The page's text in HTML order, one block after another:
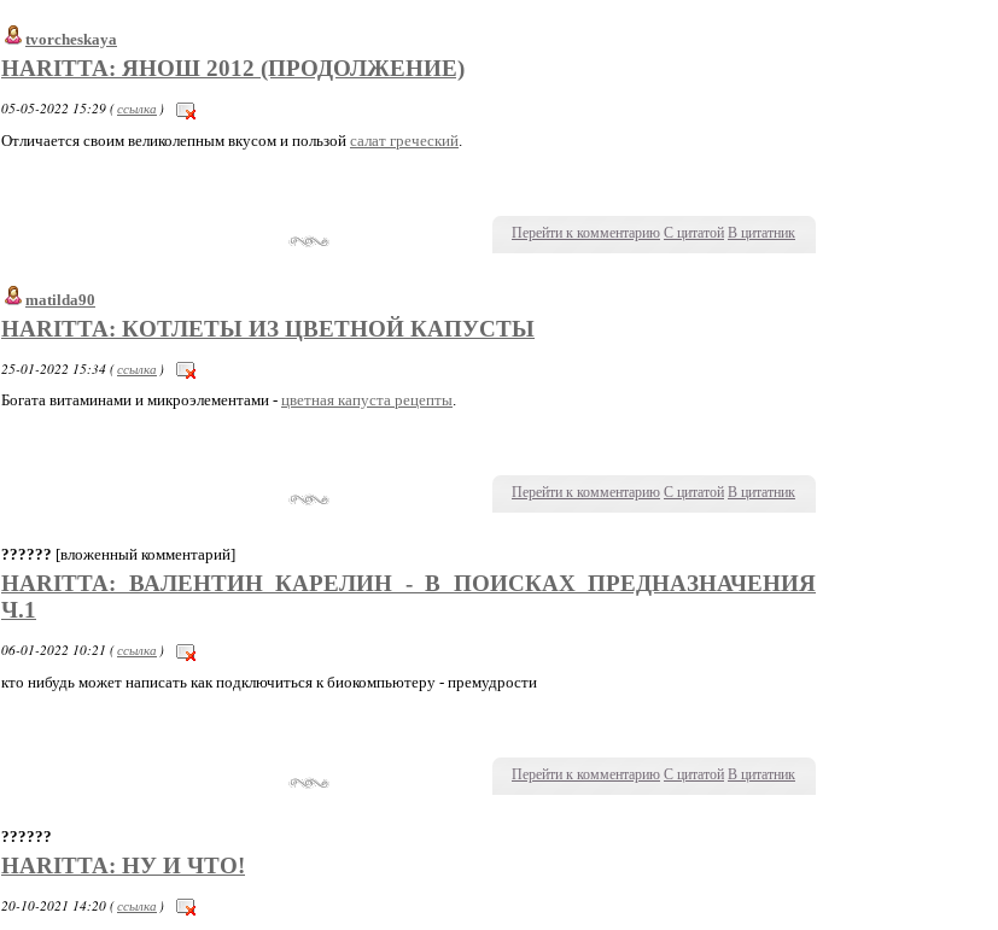
tvorcheskaya
HARITTA: ЯНОШ 2012 (ПРОДОЛЖЕНИЕ)
05-05-2022 15:29 (ссылка )
Отличается своим великолепным вкусом и пользой салат греческий
Перейти к комментарию С цитатой В цитатник
matilda90
HARITTA: КОТЛЕТЫ ИЗ ЦВЕТНОЙ КАПУСТЫ
25-01-2022 15:34 (ссылка )
Богата витаминами и микроэлементами - цветная капуста рецепты.
Перейти к комментарию С цитатой В цитатник
?????? [вложенный комментарий]
HARITTA: ВАЛЕНТИН КАРЕЛИН - В ПОИСКАХ ПРЕДНАЗНАЧЕНИЯ
Ч.1
06-01-2022 10:21 (ссылка )
кто нибудь может написать как подключиться к биокомпьютеру - премудрости
Перейти к комментарию С цитатой В цитатник
??????
HARITTA: НУ И ЧТО!
20-10-2021 14:20 (ссылка )